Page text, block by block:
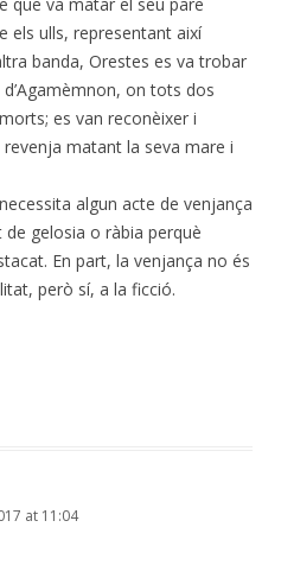
els ulls, representant així
banda, Orestes es va trobar
on tots dos
es van reconèixer i
matant la seva mare i
algun acte de venjança
gelosia o ràbia perquè
En part, la venjança no és
però sí, a la ficció.
at 11:04